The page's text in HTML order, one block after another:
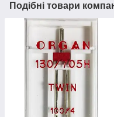
Подібні товари